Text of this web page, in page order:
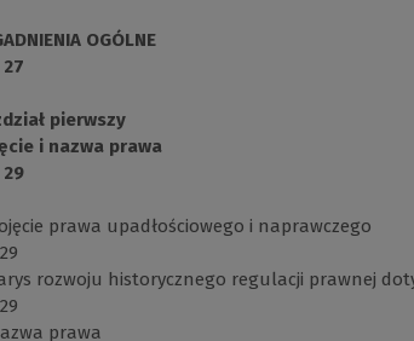
OGÓLNE
pierwszy
i nazwa prawa
prawa upadłościowego i naprawczego
rozwoju historycznego regulacji prawnej
prawa